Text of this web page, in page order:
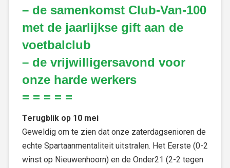
– de samenkomst Club-Van-100
met de jaarlijkse gift aan de
voetbalclub
– de vrijwilligersavond voor
onze harde werkers
= = = = =
Terugblik op 10 mei
Geweldig om te zien dat onze zaterdagsenioren de
echte Spartaanmentaliteit uitstralen. Het Eerste (0-2
winst op Nieuwenhoorn) en de Onder21 (2-2 tegen